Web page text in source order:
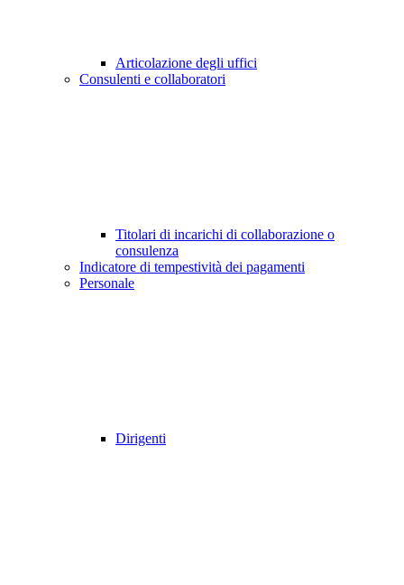
Articolazione degli uffici
Consulenti e collaboratori
Titolari di incarichi di collaborazione o
consulenza
Indicatore di tempestività dei pagamenti
Personale
Dirigenti